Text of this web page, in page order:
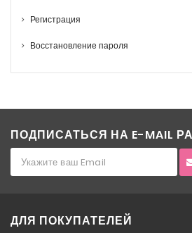
Регистрация
Восстановление пароля
ПОДПИСАТЬСЯ НА E-MAIL
ДЛЯ ПОКУПАТЕЛЕЙ